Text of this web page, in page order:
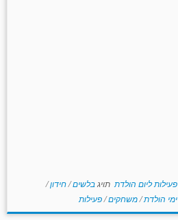
פעילות ליום הולדת תויגבלשים/חידון/
ימי הולדת/משחקים/פעילות